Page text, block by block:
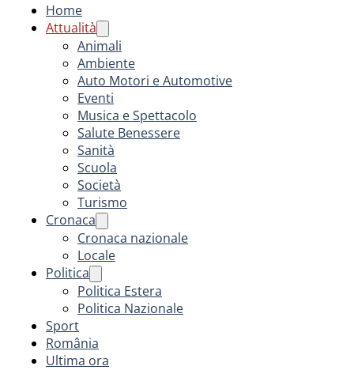
Home
Attualità
Animali
Ambiente
Auto Motori e Automotive
Eventi
Musica e Spettacolo
Salute Benessere
Sanità
Scuola
Società
Turismo
Cronaca
Cronaca nazionale
Locale
Politica
Politica Estera
Politica Nazionale
Sport
România
Ultima ora